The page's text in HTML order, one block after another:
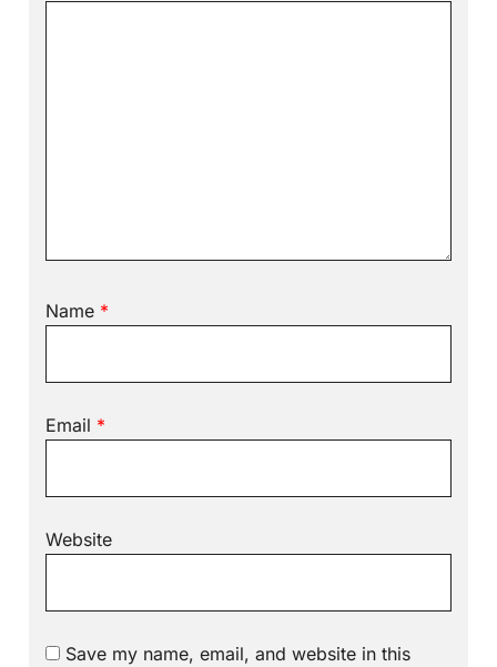
Name *
Email *
Website
Save my name, email, and website in this